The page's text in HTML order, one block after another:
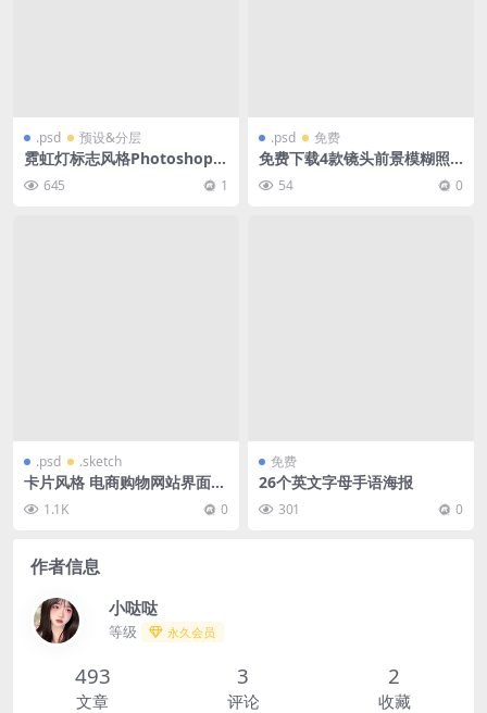
.psd 预设&分层
霓虹灯标志风格Photoshop样
645 1
.psd 免费
免费下载4款镜头前景模糊照
54 0
.psd .sketch
卡片风格 电商购物网站界面模
块框架UI设计素材-U100002
1.1K 0
免费
26个英文字母手语海报
301 0
作者信息
小哒哒
等级 永久会员
493
文章
3
评论
2
收藏